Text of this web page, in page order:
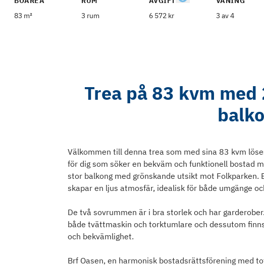
83 m²
3 rum
6 572 kr
3 av 4
Trea på 83 kvm
Välkommen till denna trea som med sina 83 kvm
för dig som söker en bekväm och funktionell bostad
stor balkong med grönskande utsikt mot Folkparken.
skapar en ljus atmosfär, idealisk för både umgänge
De två sovrummen är i bra storlek och har
både tvättmaskin och torktumlare och dessutom
och bekvämlighet.
Brf Oasen, en harmonisk bostadsrättsförening med